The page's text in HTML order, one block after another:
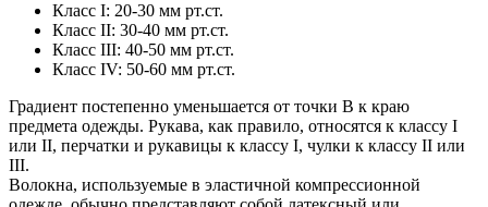
Класс I: 20-30 мм рт.ст.
Класс II: 30-40 мм рт.ст.
Класс III: 40-50 мм рт.ст.
Класс IV: 50-60 мм рт.ст.
Градиент постепенно уменьшается от точки В к краю
предмета одежды. Рукава, как правило, относятся к классу I
или II, перчатки и рукавицы к классу I, чулки к классу II или
III.
Волокна, используемые в эластичной компрессионной